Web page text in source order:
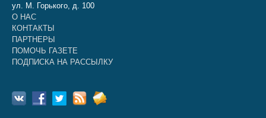
ул. М. Горького, д. 100
О НАС
КОНТАКТЫ
ПАРТНЕРЫ
ПОМОЧЬ ГАЗЕТЕ
ПОДПИСКА НА РАССЫЛКУ